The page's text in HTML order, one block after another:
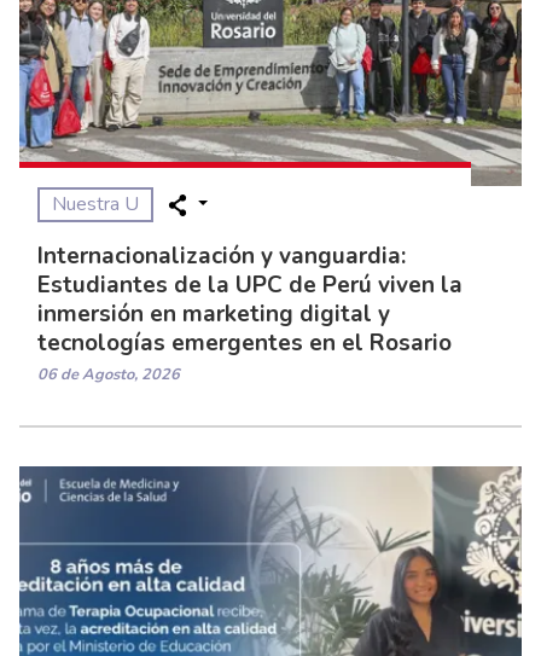
Nuestra U
Internacionalización y vanguardia:
Estudiantes de la UPC de Perú viven la
inmersión en marketing digital y
tecnologías emergentes en el Rosario
06 de Agosto, 2026